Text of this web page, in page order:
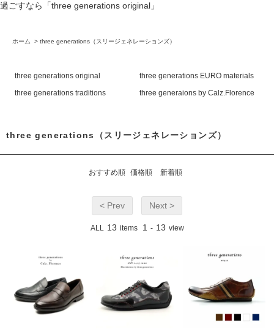
過ごすなら「three generations original」
ホーム > three generations（スリージェネレーションズ）
three generations original
three generations EURO materials
three generations traditions
three generaions by Calz.Florence
three generations（スリージェネレーションズ）
おすすめ順 価格順 新着順
< Prev Next >
ALL 13 items 1 - 13 view